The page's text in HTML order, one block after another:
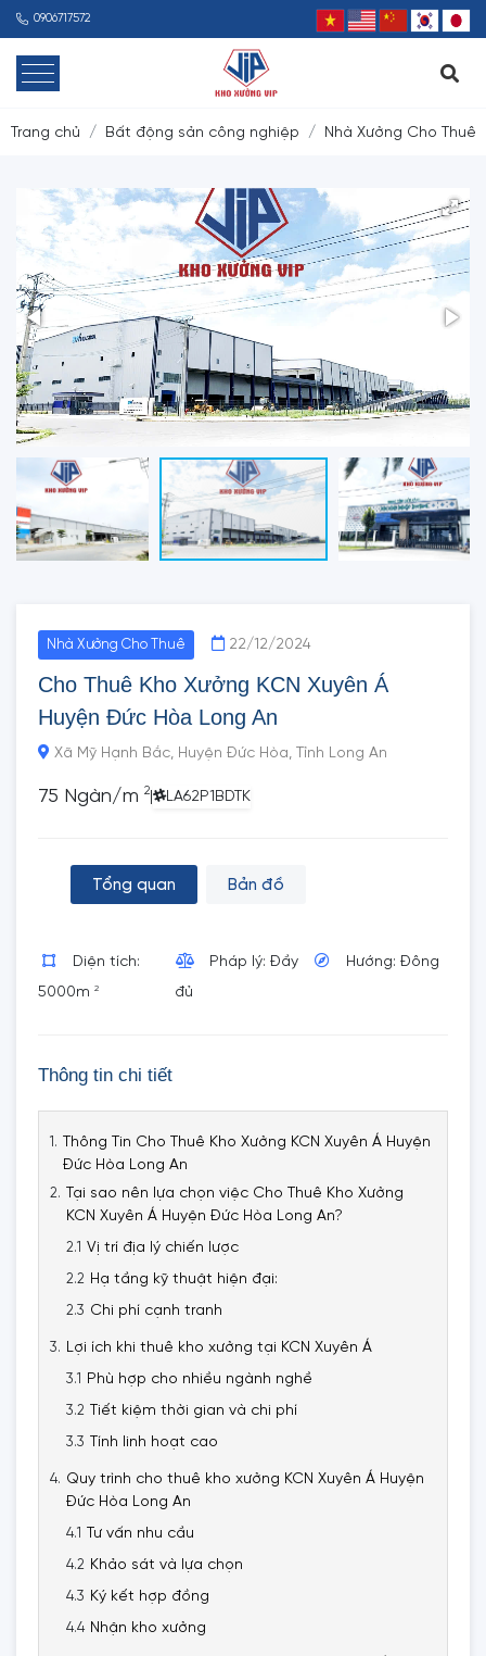
0906717572
Trang chủ Bất động sản công nghiệp Nhà Xưởng Cho Thuê
Nhà Xưởng Cho Thuê 22/12/2024
Cho Thuê Kho Xưởng KCN Xuyên Á
Huyện Đức Hòa Long An
Xã Mỹ Hạnh Bắc, Huyện Đức Hòa, Tỉnh Long An
75 Ngàn/m 2 LA62P1BDTK
Tổng quan Bản đồ
Diện tích:
5000m 2
Pháp lý: Đầy
đủ
Hướng: Đông
Thông tin chi tiết
Thông Tin Cho Thuê Kho Xưởng KCN Xuyên Á Huyện
Đức Hòa Long An
Tại sao nên lựa chọn việc Cho Thuê Kho Xưởng
KCN Xuyên Á Huyện Đức Hòa Long An?
Vị trí địa lý chiến lược
Hạ tầng kỹ thuật hiện đại:
Chi phí cạnh tranh
Lợi ích khi thuê kho xưởng tại KCN Xuyên Á
Phù hợp cho nhiều ngành nghề
Tiết kiệm thời gian và chi phí
Tính linh hoạt cao
Quy trình cho thuê kho xưởng KCN Xuyên Á Huyện
Đức Hòa Long An
Tư vấn nhu cầu
Khảo sát và lựa chọn
Ký kết hợp đồng
Nhận kho xưởng